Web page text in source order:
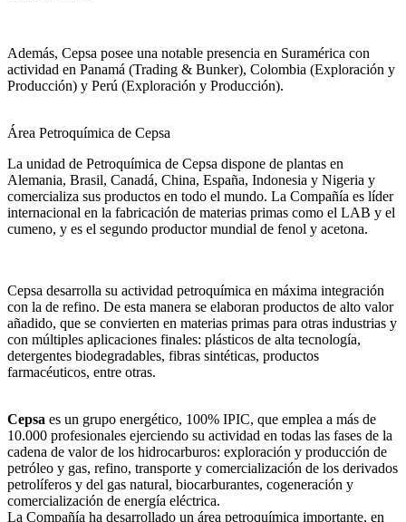
Además, Cepsa posee una notable presencia en Suramérica con
actividad en Panamá (Trading & Bunker), Colombia (Exploración y
Producción) y Perú (Exploración y Producción).
Área Petroquímica de Cepsa
La unidad de Petroquímica de Cepsa dispone de plantas en
Alemania, Brasil, Canadá, China, España, Indonesia y Nigeria y
comercializa sus productos en todo el mundo. La Compañía es líder
internacional en la fabricación de materias primas como el LAB y el
cumeno, y es el segundo productor mundial de fenol y acetona.
Cepsa desarrolla su actividad petroquímica en máxima integración
con la de refino. De esta manera se elaboran productos de alto valor
añadido, que se convierten en materias primas para otras industrias y
con múltiples aplicaciones finales: plásticos de alta tecnología,
detergentes biodegradables, fibras sintéticas, productos
farmacéuticos, entre otras.
Cepsa es un grupo energético, 100% IPIC, que emplea a más de
10.000 profesionales ejerciendo su actividad en todas las fases de la
cadena de valor de los hidrocarburos: exploración y producción de
petróleo y gas, refino, transporte y comercialización de los derivados
petrolíferos y del gas natural, biocarburantes, cogeneración y
comercialización de energía eléctrica.
La Compañía ha desarrollado un área petroquímica importante, en